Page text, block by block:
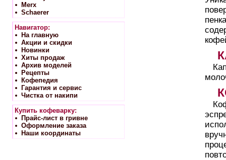
Merx
Schaerer
Навигатор:
На главную
Акции и скидки
Новинки
Хиты продаж
Архив моделей
Рецепты
Кофепедия
Гарантия и сервис
Чистка от накипи
Купить кофеварку:
Прайс-лист в гривне
Оформление заказа
Наши координаты